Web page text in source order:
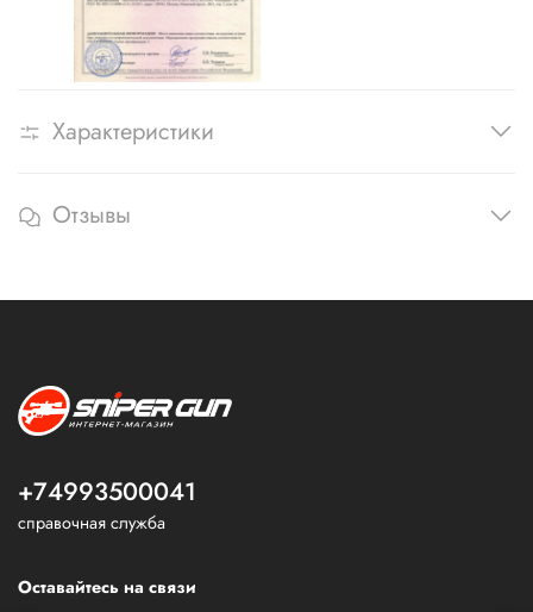
Характеристики
Отзывы
+74993500041
справочная служба
Оставайтесь на связи